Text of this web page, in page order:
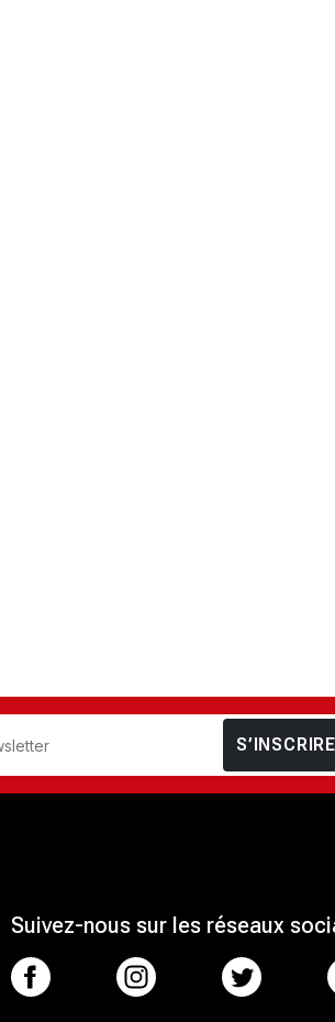
S’INSCRIRE
Suivez-nous sur les réseaux